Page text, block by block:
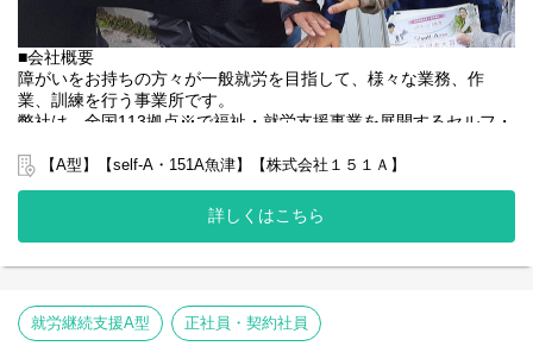
■会社概要
障がいをお持ちの方々が一般就労を目指して、様々な業務、作
業、訓練を行う事業所です。
弊社は、全国113拠点※で福祉・就労支援事業を展開するセルフ・
グループ全体で培った豊富なノウハウとネットワークを活かし、
弊社グループでは2つのパターンの事業所を全国に展開をさせて頂
【就労継続支援A型事業所】
般就労を目指すサービス。
【就労継続支援B型事業所】
【A型】【self-A・151A魚津】【株式会社１５１Ａ】
詳しくはこちら
就労継続支援A型 正社員・契約社員